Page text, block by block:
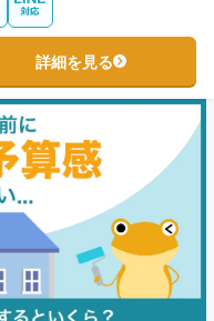
詳細を見る